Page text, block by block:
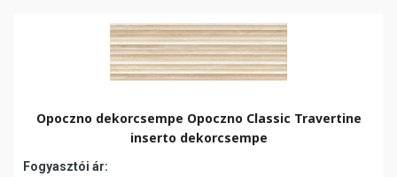
Opoczno dekorcsempe Opoczno Classic Travertine
inserto dekorcsempe
Fogyasztói ár: